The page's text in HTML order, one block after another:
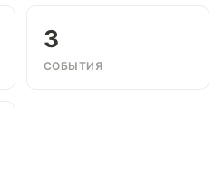
3
СОБЫТИЯ